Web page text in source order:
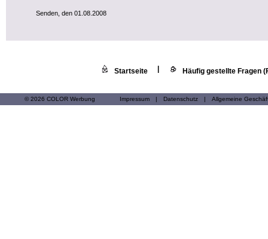
Senden, den 01.08.2008
Startseite Häufig gestellte Fragen
© 2026 COLOR Werbung Impressum | Datenschutz | Allgemeine